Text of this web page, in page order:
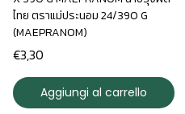
ไทย ตราแม่ประนอม 24/390 G
(MAEPRANOM)
€3,30
Aggiungi al carrello